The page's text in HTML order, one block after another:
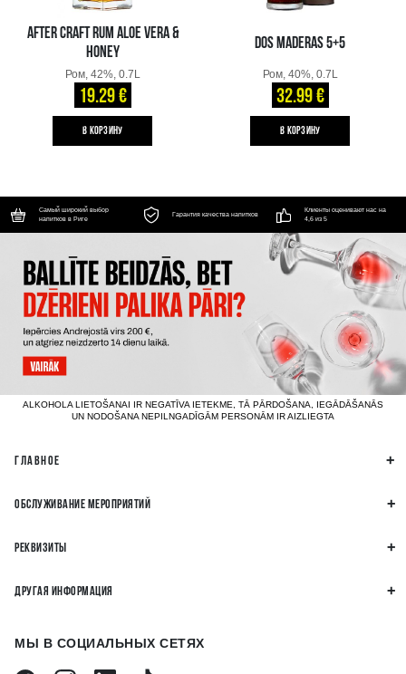
AFTER CRAFT RUM ALOE VERA &
HONEY
Ром, 42%, 0.7L
19.29 €
B КОРЗИНУ
DOS MADERAS 5+5
Ром, 40%, 0.7L
32.99 €
B КОРЗИНУ
Самый широкий выбор
напитков в Риге
Гарантия качества напитков
Клиенты оценивают нас на
4,6 из 5
ALKOHOLA LIETOŠANAI IR NEGATĪVA IETEKME, TĀ PĀRDOŠANA, IEGĀDĀŠANĀS
UN NODOŠANA NEPILNGADĪGĀM PERSONĀM IR AIZLIEGTA
ГЛАВНОЕ
ОБСЛУЖИВАНИЕ МЕРОПРИЯТИЙ
РЕКВИЗИТЫ
ДРУГАЯ ИНФОРМАЦИЯ
МЫ В СОЦИАЛЬНЫХ СЕТЯХ